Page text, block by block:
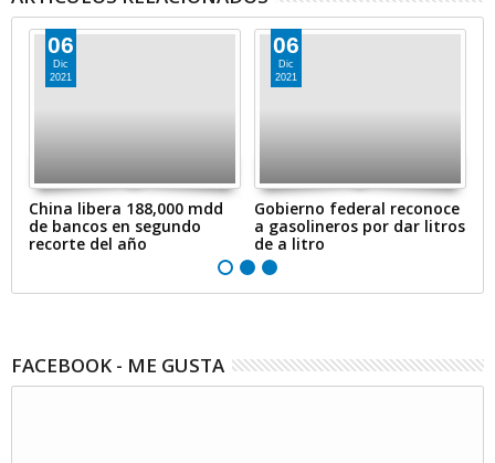
06
Dic
2021
China libera 188,000 mdd
de bancos en segundo
recorte del año
06
Dic
2021
Gobierno federal reconoce
a gasolineros por dar litros
de a litro
FACEBOOK - ME GUSTA